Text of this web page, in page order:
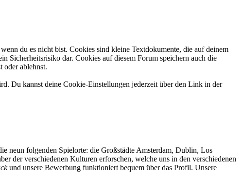
du es nicht bist. Cookies sind kleine Textdokumente, die auf deinem
Sicherheitsrisiko dar. Cookies auf diesem Forum speichern auch die
oder ablehnst.
Du kannst deine Cookie-Einstellungen jederzeit über den Link in der
neun folgenden Spielorte: die Großstädte Amsterdam, Dublin, Los
der verschiedenen Kulturen erforschen, welche uns in den verschiedenen
und unsere Bewerbung funktioniert bequem über das Profil. Unsere